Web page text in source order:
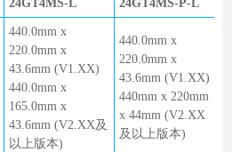
24GT4MS-L
24GT4MS-P-L
440.0mm x
220.0mm x
43.6mm (V1.XX)
440.0mm x
165.0mm x
43.6mm (V2.XX及
以上版本)
440.0mm x
220.0mm x
43.6mm (V1.XX)
440mm x 220mm
x 44mm (V2.XX
及以上版本)